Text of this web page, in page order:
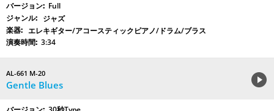
Full
ジャズ
エレキギター/アコースティックピアノ/ドラム/ブラス
3:34
AL-661 M-20
Gentle Blues